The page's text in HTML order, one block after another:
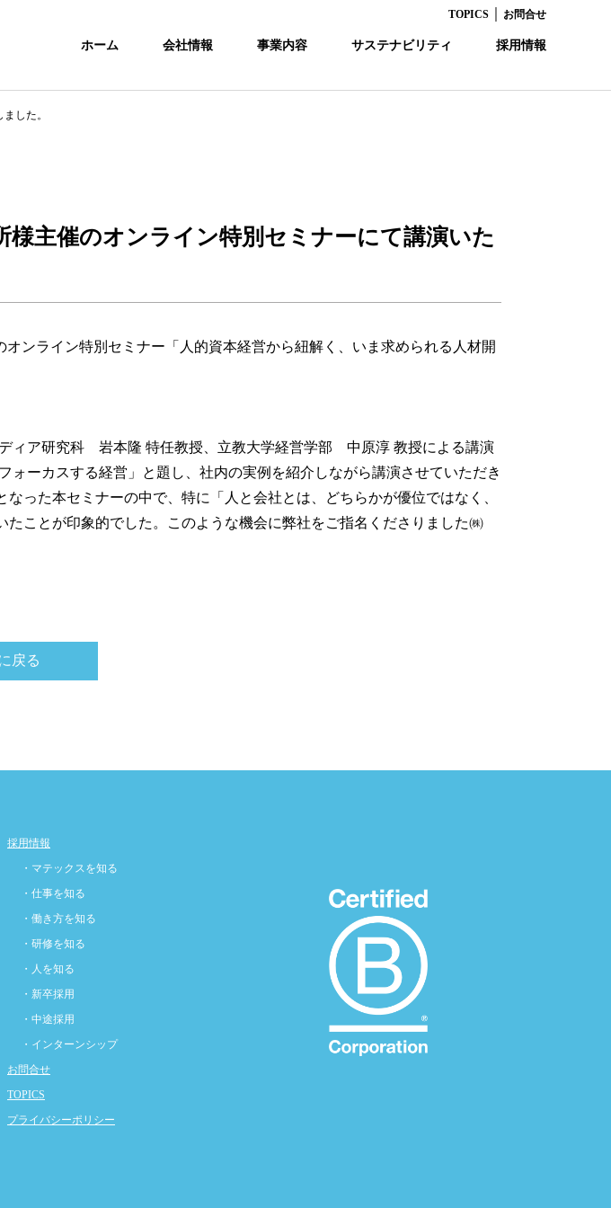
TOPICS お問合せ
ホーム 会社情報 事業内容 サステナビリティ 採用情報
した。
様主催のオンライン特別セミナーにて講演いた
ンライン特別セミナー「人的資本経営から紐解く、いま求められる人材開
ィア研究科 岩本隆 特任教授、立教大学経営学部 中原淳 教授による講演
ーカスする経営」と題し、社内の実例を紹介しながら講演させていただき
った本セミナーの中で、特に「人と会社とは、どちらかが優位ではなく、
ことが印象的でした。このような機会に弊社をご指名くださりました㈱
戻る
採用情報
・マテックスを知る
・仕事を知る
・働き方を知る
・研修を知る
・人を知る
・新卒採用
・中途採用
・インターンシップ
お問合せ
TOPICS
プライバシーポリシー